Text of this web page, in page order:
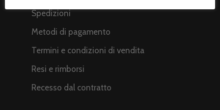
Spedizioni
Metodi di pagamento
Termini e condizioni di vendita
Resi e rimborsi
Recesso dal contratto